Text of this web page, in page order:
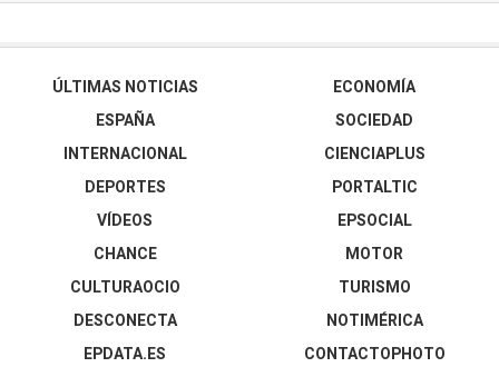
ÚLTIMAS NOTICIAS
ESPAÑA
INTERNACIONAL
DEPORTES
VÍDEOS
ECONOMÍA
SOCIEDAD
CIENCIAPLUS
PORTALTIC
EPSOCIAL
CHANCE
CULTURAOCIO
DESCONECTA
EPDATA.ES
MOTOR
TURISMO
NOTIMÉRICA
CONTACTOPHOTO